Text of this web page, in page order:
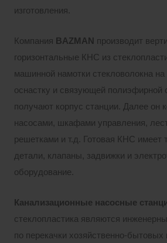
изготовления.
Компания BAZMAN производит
горизонтальные КНС из
машинной намотки стекловолокна
оснастку и связующей полиэфирной
получают корпус станции. Далее он
насосами, шкафами управления,
решетками и т.д. Готовая КНС имеет
детали, клапаны, задвижки и
оборудование.
Канализационные насосные
стеклопластика являются
по перекачки хозяйственно-